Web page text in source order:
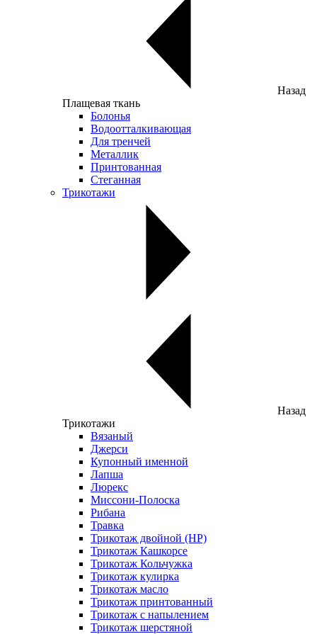
Назад
Плащевая ткань
Болонья
Водоотталкивающая
Для тренчей
Металлик
Принтованная
Стеганная
Трикотажи
Назад
Трикотажи
Вязаный
Джерси
Купонный именной
Лапша
Люрекс
Миссони-Полоска
Рибана
Травка
Трикотаж двойной (НР)
Трикотаж Кашкорсе
Трикотаж Кольчужка
Трикотаж кулирка
Трикотаж масло
Трикотаж принтованный
Трикотаж с напылением
Трикотаж шерстяной